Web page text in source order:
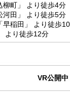
柳町」 より徒歩4分
河田」 より徒歩5分
早稲田」 より徒歩
より徒歩12分
VR公開中